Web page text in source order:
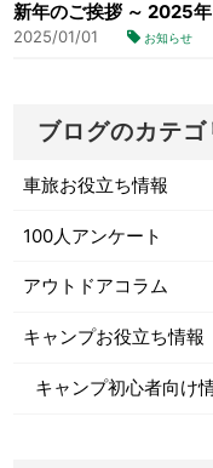
新年のご挨拶 ～ 2025
2025/01/01 お知らせ
ブログのカテゴ
車旅お役立ち情報
100人アンケート
アウトドアコラム
キャンプお役立ち情報
キャンプ初心者向け